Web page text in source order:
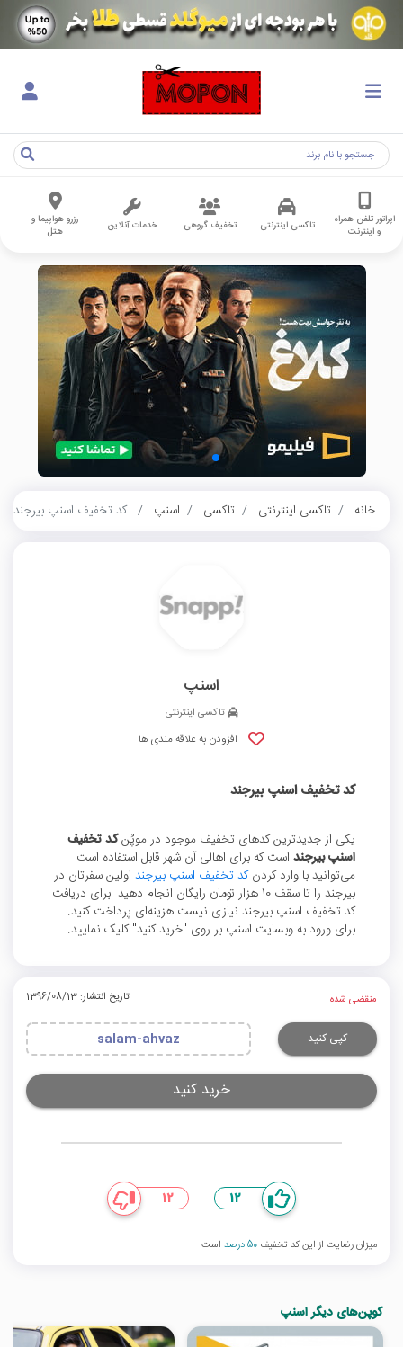
اپراتور تلفن همراه
و اینترنت
تاکسی اینترنتی تخفیف گروهی خدمات آنلاین
رزرو هواپیما و
هتل
خانه تاکسی اینترنتی تاکسی اسنپ کد تخفیف اسنپ بیرجند
اسنپ
تاکسی اینترنتی
افزودن به علاقه مندی ها
کد تخفیف اسنپ بیرجند
یکی از جدیدترین کدهای تخفیف موجود در موپُنکد تخفیف
اسنپ بیرجنداست که برای اهالی آن شهر قابل استفاده است.
می‌توانید با وارد کردنکد تخفیف اسنپ بیرجنداولین سفرتان در
بیرجند را تا سقف 10 هزار تومان رایگان انجام دهید. برای دریافت
کد تخفیف اسنپ بیرجند نیازی نیست هزینه‌ای پرداخت کنید.
برای ورود به وبسایت اسنپ بر روی "خرید کنید" کلیک نمایید.
منقضی شده تاریخ انتشار: 1396/08/13
کپی کنید salam-ahvaz
خرید کنید
12
12
میزان رضایت از این کد تخفیف 50 درصد است
کوپن‌های دیگر اسنپ